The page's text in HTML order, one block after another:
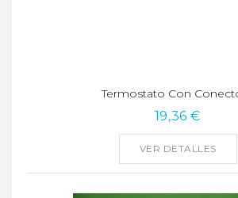
Termostato Con
19,36 €
VER DETALLES